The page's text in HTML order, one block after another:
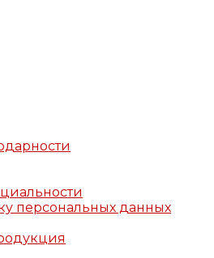
персональных данных